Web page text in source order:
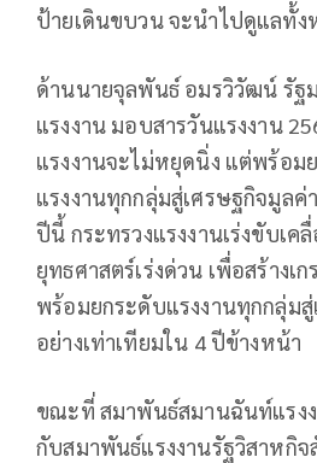
ป้ายเดินขบวน จะนำไปดูแลทั้ง
ด้านนายจุลพันธ์ อมรวิวัฒน์ รัฐ
แรงงาน มอบสารวันแรงงาน
แรงงานจะไม่หยุดนิ่ง แต่พร้อม
แรงงานทุกกลุ่มสู่เศรษฐกิจมูลค่
ปีนี้ กระทรวงแรงงานเร่งขับเค
ยุทธศาสตร์เร่งด่วน เพื่อสร้างเ
พร้อมยกระดับแรงงานทุกกลุ่มสู่
อย่างเท่าเทียมใน 4 ปีข้างหน้า
ขณะที่ สมาพันธ์สมานฉันท์แรงง
กับสมาพันธ์แรงงานรัฐวิสาหกิ